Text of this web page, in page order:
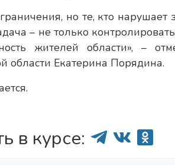
но те, кто нарушает
– не только
жителей области», –
области Екатерина Порядина.
в курсе: